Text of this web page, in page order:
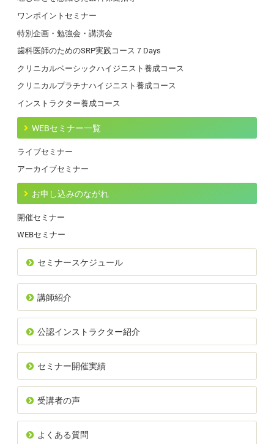
ワンポイントセミナー
特別企画・勉強会・講演会
歯科医師のためのSRP実践コース７Days
クリニカルベーシックハイジニスト養成コース
クリニカルプラチナハイジニスト養成コース
インストラクター養成コース
WEBセミナー一覧
ライブセミナー
アーカイブセミナー
お申し込みのながれ
開催セミナー
WEBセミナー
セミナースケジュール
講師紹介
公認インストラクター紹介
セミナー開催実績
受講者の声
よくある質問